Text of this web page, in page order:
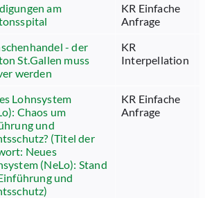
am
KR Einfache
Anfrage
- der
St.Gallen muss
werden
KR
Interpellation
Lohnsystem
Chaos um
und
(Titel der
Neues
(NeLo): Stand
und
KR Einfache
Anfrage